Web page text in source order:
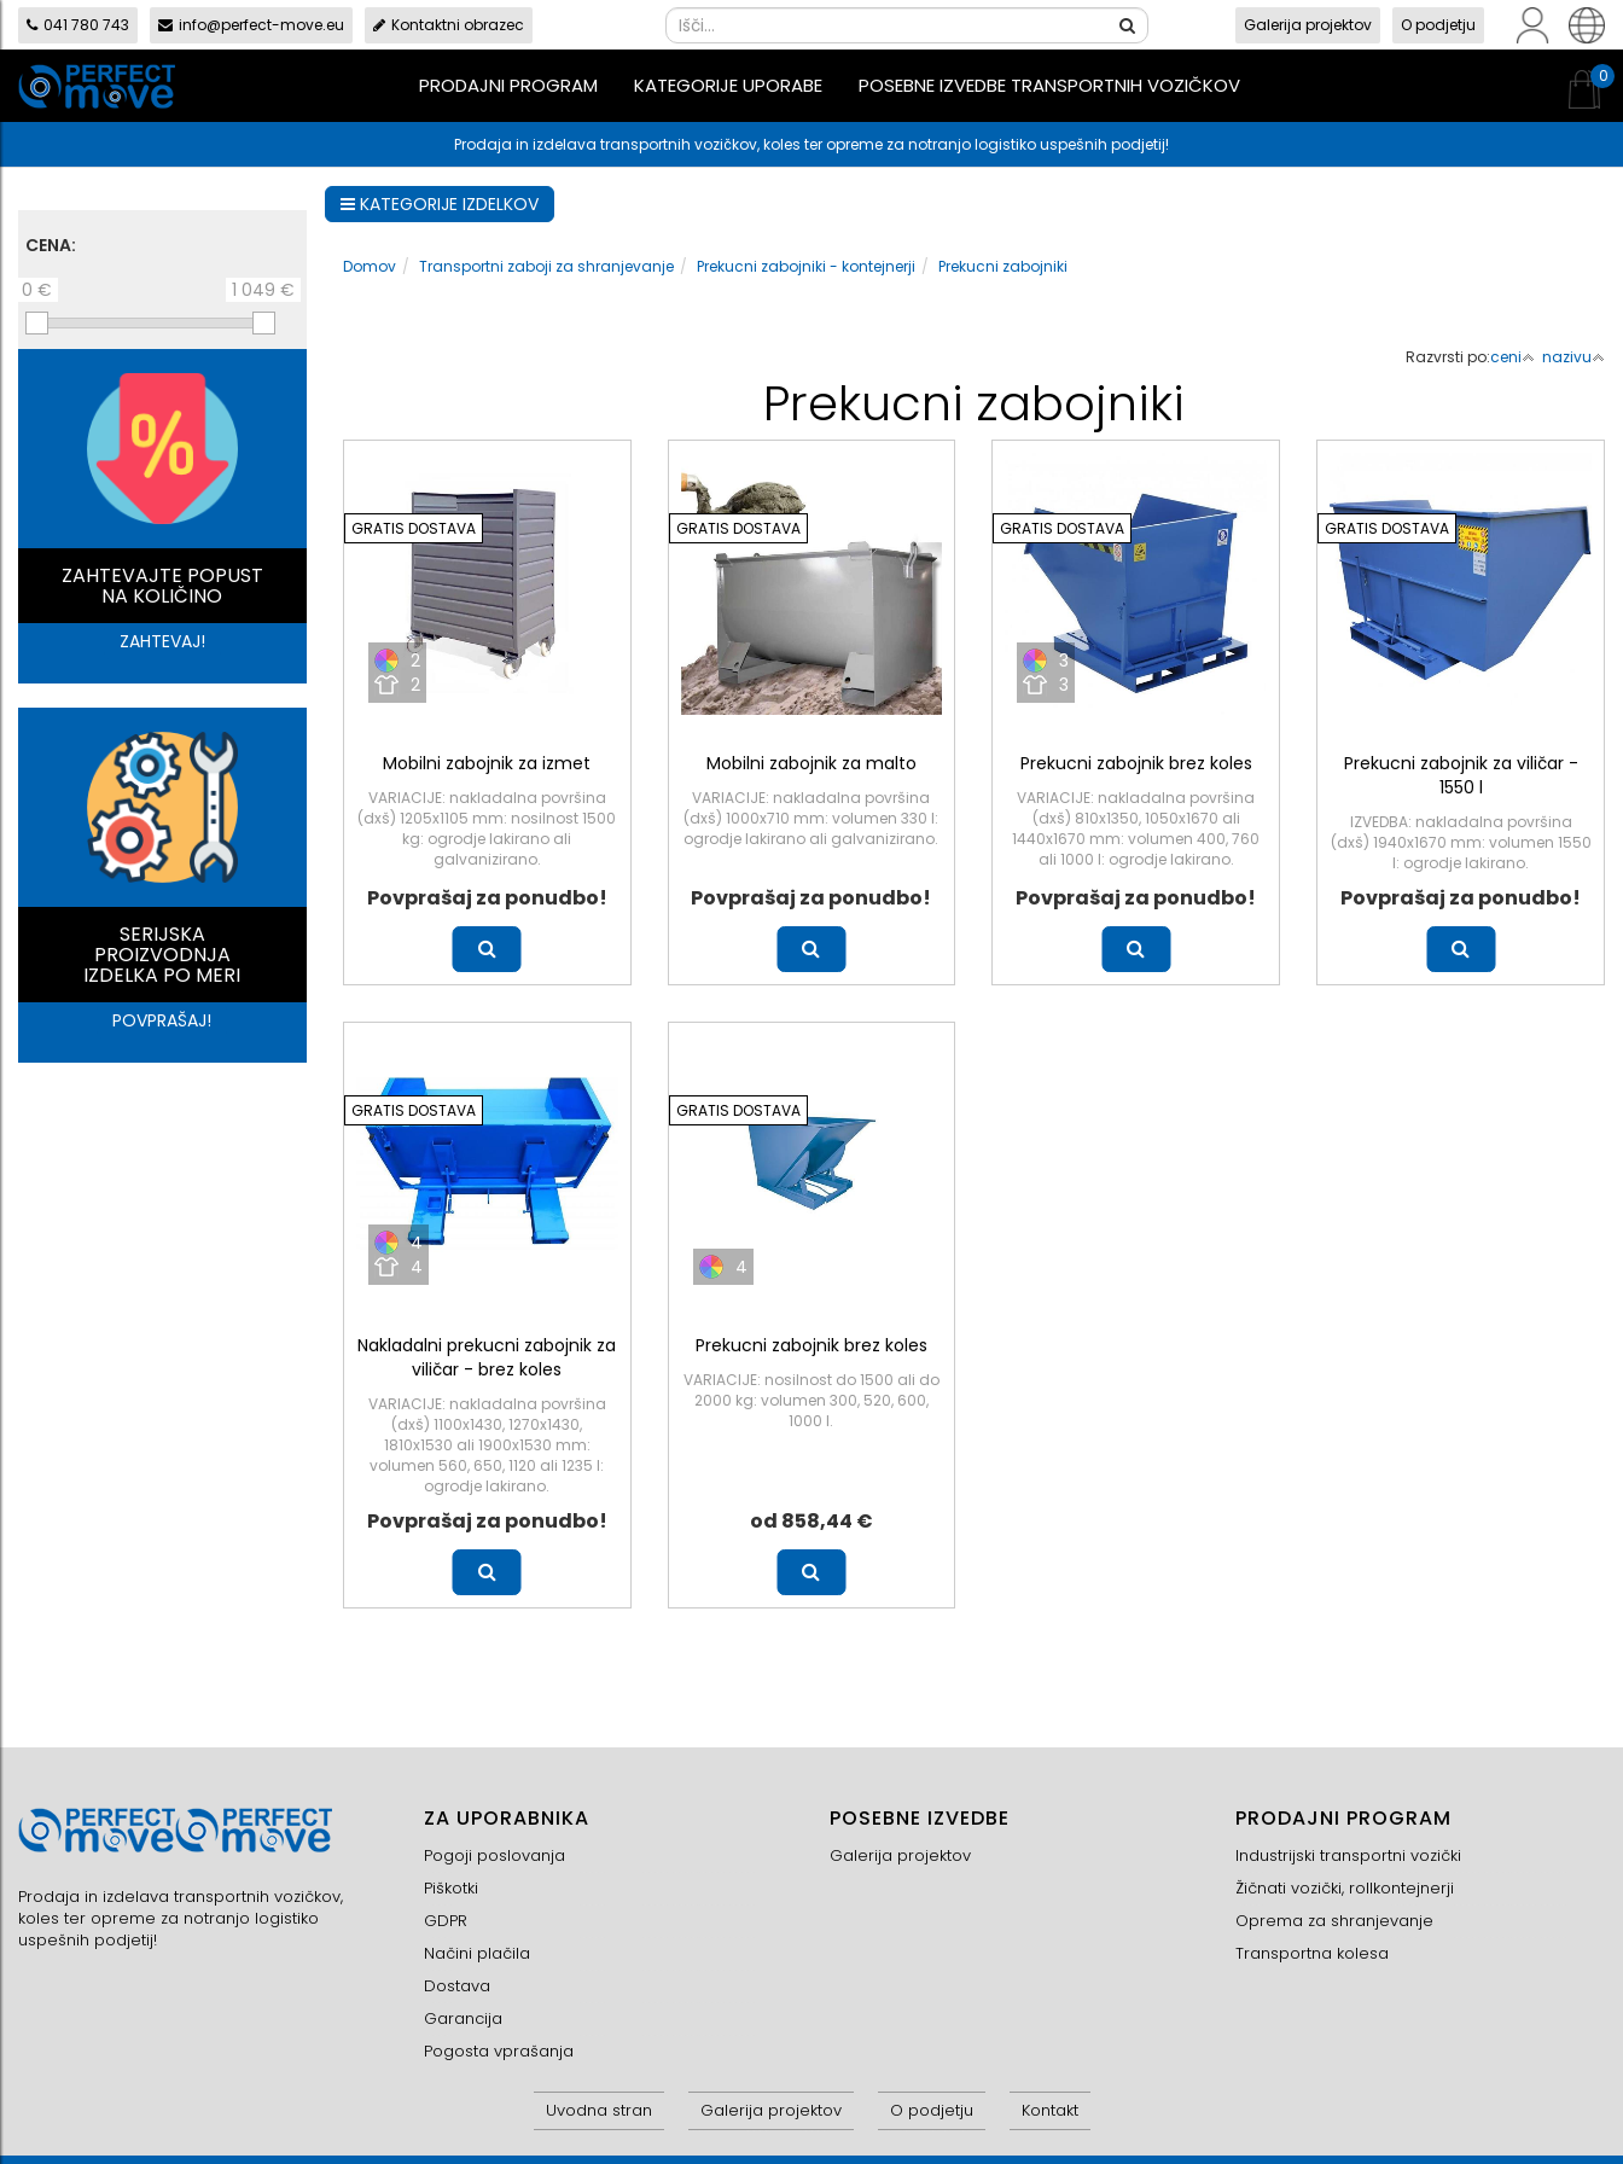
en
041 780 743 info@perfect-move.eu Kontaktni obrazec Galerija projektov O podjetju
PRODAJNI PROGRAM KATEGORIJE UPORABE POSEBNE IZVEDBE TRANSPORTNIH VOZIČKOV 0
Prodaja in izdelava transportnih vozičkov, koles ter opreme za notranjo logistiko uspešnih podjetij!
CENA:
0 €
1 049 €
ZAHTEVAJTE POPUST
NA KOLIČINO
ZAHTEVAJ!
SERIJSKA
PROIZVODNJA
IZDELKA PO MERI
POVPRAŠAJ!
KATEGORIJE IZDELKOV
Domov Transportni zaboji za shranjevanje Prekucni zabojniki - kontejnerji Prekucni zabojniki
Razvrsti po:ceni nazivu
Prekucni zabojniki
GRATIS DOSTAVA
2
2
Mobilni zabojnik za izmet
VARIACIJE: nakladalna površina
(dxš) 1205x1105 mm: nosilnost 1500
kg: ogrodje lakirano ali
galvanizirano.
Povprašaj za ponudbo!
GRATIS DOSTAVA
Mobilni zabojnik za malto
VARIACIJE: nakladalna površina
(dxš) 1000x710 mm: volumen 330 l:
ogrodje lakirano ali galvanizirano.
Povprašaj za ponudbo!
GRATIS DOSTAVA
3
3
Prekucni zabojnik brez koles
VARIACIJE: nakladalna površina
(dxš) 810x1350, 1050x1670 ali
1440x1670 mm: volumen 400, 760
ali 1000 l: ogrodje lakirano.
Povprašaj za ponudbo!
GRATIS DOSTAVA
Prekucni zabojnik za viličar -
1550 l
IZVEDBA: nakladalna površina
(dxš) 1940x1670 mm: volumen 1550
l: ogrodje lakirano.
Povprašaj za ponudbo!
GRATIS DOSTAVA
4
4
Nakladalni prekucni zabojnik za
viličar - brez koles
VARIACIJE: nakladalna površina
(dxš) 1100x1430, 1270x1430,
1810x1530 ali 1900x1530 mm:
volumen 560, 650, 1120 ali 1235 l:
ogrodje lakirano.
Povprašaj za ponudbo!
GRATIS DOSTAVA
4
Prekucni zabojnik brez koles
VARIACIJE: nosilnost do 1500 ali do
2000 kg: volumen 300, 520, 600,
1000 l.
od 858,44 €
Prodaja in izdelava transportnih vozičkov,
koles ter opreme za notranjo logistiko
uspešnih podjetij!
ZA UPORABNIKA
Pogoji poslovanja
Piškotki
GDPR
Načini plačila
Dostava
Garancija
Pogosta vprašanja
POSEBNE IZVEDBE
Galerija projektov
PRODAJNI PROGRAM
Industrijski transportni vozički
Žičnati vozički, rollkontejnerji
Oprema za shranjevanje
Transportna kolesa
Uvodna stran Galerija projektov O podjetju Kontakt